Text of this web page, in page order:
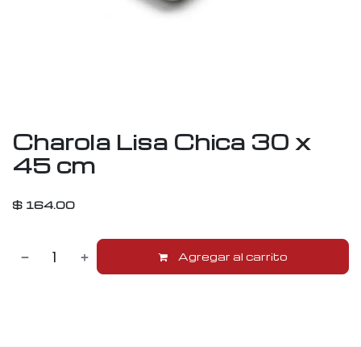
Charola Lisa Chica 30 x
45 cm
$ 164.00
Agregar al carrito